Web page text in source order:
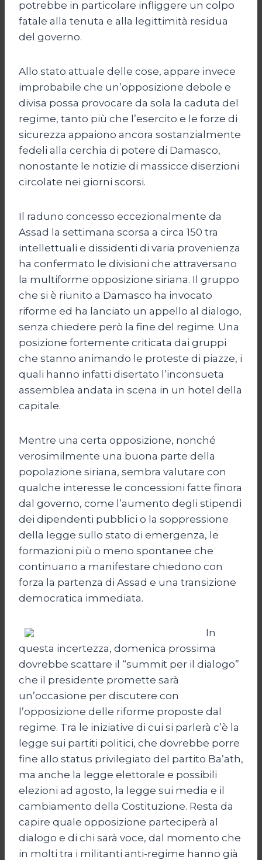
potrebbe in particolare infliggere un colpo
fatale alla tenuta e alla legittimità residua
del governo.
Allo stato attuale delle cose, appare invece
improbabile che un’opposizione debole e
divisa possa provocare da sola la caduta del
regime, tanto più che l’esercito e le forze di
sicurezza appaiono ancora sostanzialmente
fedeli alla cerchia di potere di Damasco,
nonostante le notizie di massicce diserzioni
circolate nei giorni scorsi.
Il raduno concesso eccezionalmente da
Assad la settimana scorsa a circa 150 tra
intellettuali e dissidenti di varia provenienza
ha confermato le divisioni che attraversano
la multiforme opposizione siriana. Il gruppo
che si è riunito a Damasco ha invocato
riforme ed ha lanciato un appello al dialogo,
senza chiedere però la fine del regime. Una
posizione fortemente criticata dai gruppi
che stanno animando le proteste di piazze, i
quali hanno infatti disertato l’inconsueta
assemblea andata in scena in un hotel della
capitale.
Mentre una certa opposizione, nonché
verosimilmente una buona parte della
popolazione siriana, sembra valutare con
qualche interesse le concessioni fatte finora
dal governo, come l’aumento degli stipendi
dei dipendenti pubblici o la soppressione
della legge sullo stato di emergenza, le
formazioni più o meno spontanee che
continuano a manifestare chiedono con
forza la partenza di Assad e una transizione
democratica immediata.
In
questa incertezza, domenica prossima
dovrebbe scattare il “summit per il dialogo”
che il presidente promette sarà
un’occasione per discutere con
l’opposizione delle riforme proposte dal
regime. Tra le iniziative di cui si parlerà c’è la
legge sui partiti politici, che dovrebbe porre
fine allo status privilegiato del partito Ba’ath,
ma anche la legge elettorale e possibili
elezioni ad agosto, la legge sui media e il
cambiamento della Costituzione. Resta da
capire quale opposizione parteciperà al
dialogo e di chi sarà voce, dal momento che
in molti tra i militanti anti-regime hanno già